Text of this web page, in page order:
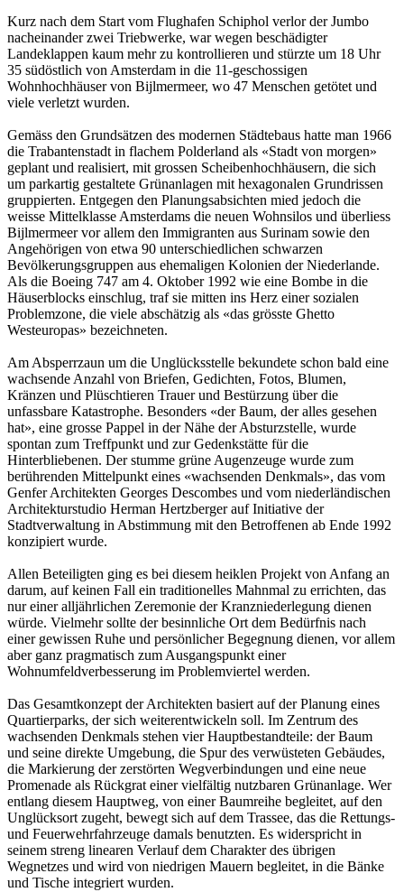
Kurz nach dem Start vom Flughafen Schiphol verlor der Jumbo
nacheinander zwei Triebwerke, war wegen beschädigter
Landeklappen kaum mehr zu kontrollieren und stürzte um 18 Uhr
35 südöstlich von Amsterdam in die 11-geschossigen
Wohnhochhäuser von Bijlmermeer, wo 47 Menschen getötet und
viele verletzt wurden.
Gemäss den Grundsätzen des modernen Städtebaus hatte man 1966
die Trabantenstadt in flachem Polderland als «Stadt von morgen»
geplant und realisiert, mit grossen Scheibenhochhäusern, die sich
um parkartig gestaltete Grünanlagen mit hexagonalen Grundrissen
gruppierten. Entgegen den Planungsabsichten mied jedoch die
weisse Mittelklasse Amsterdams die neuen Wohnsilos und überliess
Bijlmermeer vor allem den Immigranten aus Surinam sowie den
Angehörigen von etwa 90 unterschiedlichen schwarzen
Bevölkerungsgruppen aus ehemaligen Kolonien der Niederlande.
Als die Boeing 747 am 4. Oktober 1992 wie eine Bombe in die
Häuserblocks einschlug, traf sie mitten ins Herz einer sozialen
Problemzone, die viele abschätzig als «das grösste Ghetto
Westeuropas» bezeichneten.
Am Absperrzaun um die Unglücksstelle bekundete schon bald eine
wachsende Anzahl von Briefen, Gedichten, Fotos, Blumen,
Kränzen und Plüschtieren Trauer und Bestürzung über die
unfassbare Katastrophe. Besonders «der Baum, der alles gesehen
hat», eine grosse Pappel in der Nähe der Absturzstelle, wurde
spontan zum Treffpunkt und zur Gedenkstätte für die
Hinterbliebenen. Der stumme grüne Augenzeuge wurde zum
berührenden Mittelpunkt eines «wachsenden Denkmals», das vom
Genfer Architekten Georges Descombes und vom niederländischen
Architekturstudio Herman Hertzberger auf Initiative der
Stadtverwaltung in Abstimmung mit den Betroffenen ab Ende 1992
konzipiert wurde.
Allen Beteiligten ging es bei diesem heiklen Projekt von Anfang an
darum, auf keinen Fall ein traditionelles Mahnmal zu errichten, das
nur einer alljährlichen Zeremonie der Kranzniederlegung dienen
würde. Vielmehr sollte der besinnliche Ort dem Bedürfnis nach
einer gewissen Ruhe und persönlicher Begegnung dienen, vor allem
aber ganz pragmatisch zum Ausgangspunkt einer
Wohnumfeldverbesserung im Problemviertel werden.
Das Gesamtkonzept der Architekten basiert auf der Planung eines
Quartierparks, der sich weiterentwickeln soll. Im Zentrum des
wachsenden Denkmals stehen vier Hauptbestandteile: der Baum
und seine direkte Umgebung, die Spur des verwüsteten Gebäudes,
die Markierung der zerstörten Wegverbindungen und eine neue
Promenade als Rückgrat einer vielfältig nutzbaren Grünanlage. Wer
entlang diesem Hauptweg, von einer Baumreihe begleitet, auf den
Unglücksort zugeht, bewegt sich auf dem Trassee, das die Rettungs-
und Feuerwehrfahrzeuge damals benutzten. Es widerspricht in
seinem streng linearen Verlauf dem Charakter des übrigen
Wegnetzes und wird von niedrigen Mauern begleitet, in die Bänke
und Tische integriert wurden.